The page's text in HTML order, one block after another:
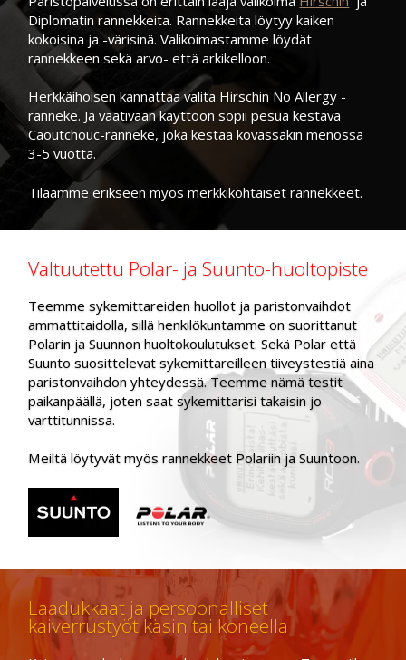
Diplomatin rannekkeita. Rannekkeita löytyy kaiken
kokoisina ja -värisinä. Valikoimastamme löydät
rannekkeen sekä arvo- että arkikelloon.
Herkkäihoisen kannattaa valita Hirschin No Allergy -
ranneke. Ja vaativaan käyttöön sopii pesua kestävä
Caoutchouc-ranneke, joka kestää kovassakin menossa
3-5 vuotta.
Tilaamme erikseen myös merkkikohtaiset rannekkeet.
Valtuutettu Polar- ja Suunto-huoltopiste
Teemme sykemittareiden huollot ja paristonvaihdot
ammattitaidolla, sillä henkilökuntamme on suorittanut
Polarin ja Suunnon huoltokoulutukset. Sekä Polar että
Suunto suosittelevat sykemittareilleen tiiveystestiä aina
paristonvaihdon yhteydessä. Teemme nämä testit
paikanpäällä, joten saat sykemittarisi takaisin jo
varttitunnissa.
Meiltä löytyvät myös rannekkeet Polariin ja Suuntoon.
Laadukkaat ja persoonalliset
kaiverrustyöt käsin tai koneella